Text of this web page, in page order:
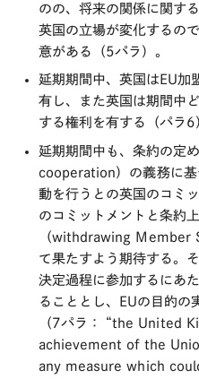
のの、将来の関係に関す
英国の立場が変化するの
意がある（5パラ）。
延期期間中、英国はEU加
有し、また英国は期間中
する権利を有する（パラ6
延期期間中も、条約の定
cooperation）の義務に
動を行うとの英国のコミ
のコミットメントと条約
（withdrawing Member
て果たすよう期待する。
決定過程に参加するにあ
ることとし、EUの目的の
（7パラ： “the United
achievement of the
any measure which